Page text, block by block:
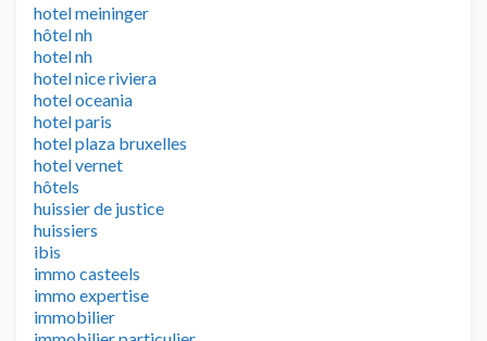
hotel meininger
hôtel nh
hotel nh
hotel nice riviera
hotel oceania
hotel paris
hotel plaza bruxelles
hotel vernet
hôtels
huissier de justice
huissiers
ibis
immo casteels
immo expertise
immobilier